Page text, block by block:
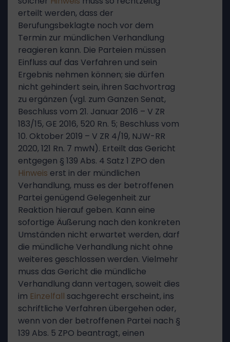
erteilt werden, dass der
Berufungsbeklagte noch vor dem
Termin zur mündlichen Verhandlung
reagieren kann. Die Parteien müssen
Einfluss auf das Verfahren und sein
Ergebnis nehmen können; sie dürfen
nicht gehindert sein, ihren Sachvortrag
zu ergänzen (vgl. zum Ganzen Senat,
Beschluss vom 21. Januar 2016 – V ZR
183/15, GE 2016, 520 Rn. 5; Beschluss vom
10. Oktober 2019 – V ZR 4/19, NJW-RR
2020, 121 Rn. 7 mwN). Erteilt das Gericht
entgegen § 139 Abs. 4 Satz 1 ZPO den
Hinweis erst in der mündlichen
Verhandlung, muss es der betroffenen
Partei genügend Gelegenheit zur
Reaktion hierauf geben. Kann eine
sofortige Äußerung nach den konkreten
Umständen nicht erwartet werden, darf
die mündliche Verhandlung nicht ohne
weiteres geschlossen werden. Vielmehr
muss das Gericht die mündliche
Verhandlung dann vertagen, soweit dies
im Einzelfall sachgerecht erscheint, ins
schriftliche Verfahren übergehen oder,
wenn von der betroffenen Partei nach §
139 Abs. 5 ZPO beantragt, einen